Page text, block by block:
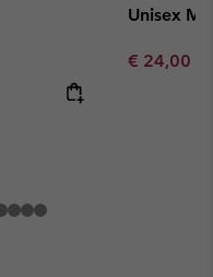
Unisex
Minimum
€ 24,00